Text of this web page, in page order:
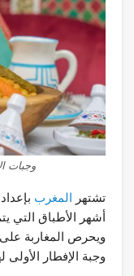
وجبات
تشتهر المغرب
أشهر الأطباق التي
ويحرص المغاربة على
وجبة الإفطار